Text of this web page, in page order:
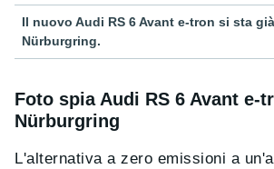
Il nuovo Audi RS 6 Avant e-tron si sta
Nürburgring.
Foto spia Audi RS 6 Avant e-
Nürburgring
L'alternativa a zero emissioni a